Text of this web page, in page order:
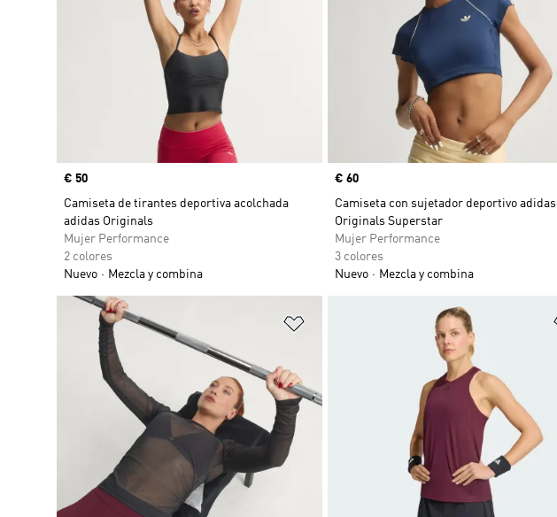
Precio
€ 50
Camiseta de tirantes deportiva acolchada
adidas Originals
Mujer Performance
2 colores
Nuevo
Mezcla y combina
Precio
€ 60
Camiseta con sujetador deportivo adidas
Originals Superstar
Mujer Performance
3 colores
Nuevo
Mezcla y combina
Añadir a la lista de deseos